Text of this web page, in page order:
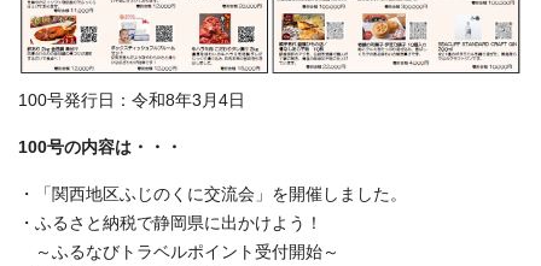
100号発行日：令和8年3月4日
100号の内容は・・・
・「関西地区ふじのくに交流会」を開催しました。
・ふるさと納税で静岡県に出かけよう！
～ふるなびトラベルポイント受付開始～